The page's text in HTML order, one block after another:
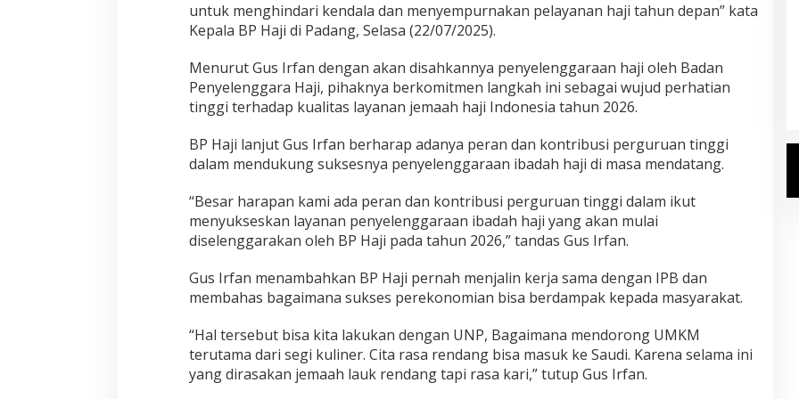
u
s
K
m
p
s
untuk menghindari kendala dan menyempurnakan pelayanan haji tahun depan” kata
Kepala BP Haji di Padang, Selasa (22/07/2025).
Menurut Gus Irfan dengan akan disahkannya penyelenggaraan haji oleh Badan
Penyelenggara Haji, pihaknya berkomitmen langkah ini sebagai wujud perhatian
tinggi terhadap kualitas layanan jemaah haji Indonesia tahun 2026.
BP Haji lanjut Gus Irfan berharap adanya peran dan kontribusi perguruan tinggi
dalam mendukung suksesnya penyelenggaraan ibadah haji di masa mendatang.
“Besar harapan kami ada peran dan kontribusi perguruan tinggi dalam ikut
menyukseskan layanan penyelenggaraan ibadah haji yang akan mulai
diselenggarakan oleh BP Haji pada tahun 2026,” tandas Gus Irfan.
Gus Irfan menambahkan BP Haji pernah menjalin kerja sama dengan IPB dan
membahas bagaimana sukses perekonomian bisa berdampak kepada masyarakat.
“Hal tersebut bisa kita lakukan dengan UNP, Bagaimana mendorong UMKM
terutama dari segi kuliner. Cita rasa rendang bisa masuk ke Saudi. Karena selama ini
yang dirasakan jemaah lauk rendang tapi rasa kari,” tutup Gus Irfan.
Jemaah Haji 2027
Di Haji | Senin, 20 Juli 2026